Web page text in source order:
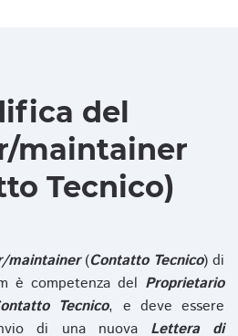
del
maintainer
Tecnico)
maintainer(Contatto Tecnico) di
è competenza del Proprietario
Tecnico, e deve essere
di una nuova Lettera di